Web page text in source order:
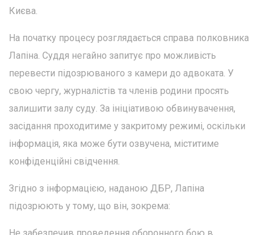
Києва.
На початку процесу розглядається справа полковника
Лапіна. Суддя негайно запитує про можливість
перевести підозрюваного з камери до адвоката. У
свою чергу, журналістів та членів родини просять
залишити залу суду. За ініціативою обвинувачення,
засідання проходитиме у закритому режимі, оскільки
інформація, яка може бути озвучена, міститиме
конфіденційні свідчення.
Згідно з інформацією, наданою ДБР, Лапіна
підозрюють у тому, що він, зокрема: